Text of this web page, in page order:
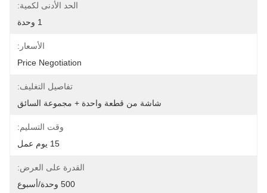
الحد الأدنى لكمية:
1 وحدة
الأسعار:
Price Negotiation
تفاصيل التغليف:
شاشة من قطعة واحدة + مجموعة السائق
وقت التسليم:
15 يوم عمل
القدرة على العرض:
500 وحدة/أسبوع